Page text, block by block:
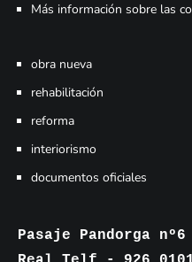
Más información sobre las
obra nueva
rehabilitación
reforma
interiorismo
documentos oficiales
Pasaje Pandorga